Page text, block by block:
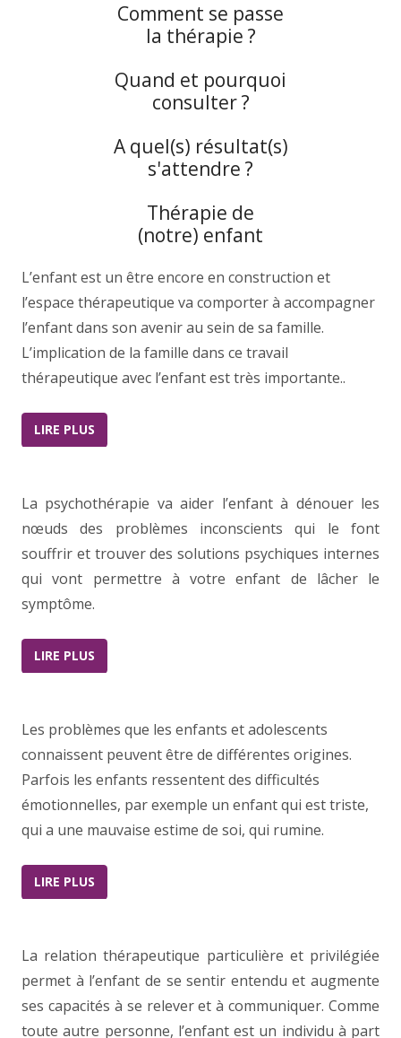
Comment se passe
la thérapie ?
Quand et pourquoi
consulter ?
A quel(s) résultat(s)
s'attendre ?
Thérapie de
(notre) enfant
L’enfant est un être encore en construction et
l’espace thérapeutique va comporter à accompagner
l’enfant dans son avenir au sein de sa famille.
L’implication de la famille dans ce travail
thérapeutique avec l’enfant est très importante..
LIRE PLUS
La psychothérapie va aider l’enfant à dénouer les
nœuds des problèmes inconscients qui le font
souffrir et trouver des solutions psychiques internes
qui vont permettre à votre enfant de lâcher le
symptôme.
LIRE PLUS
Les problèmes que les enfants et adolescents
connaissent peuvent être de différentes origines.
Parfois les enfants ressentent des difficultés
émotionnelles, par exemple un enfant qui est triste,
qui a une mauvaise estime de soi, qui rumine.
LIRE PLUS
La relation thérapeutique particulière et privilégiée
permet à l’enfant de se sentir entendu et augmente
ses capacités à se relever et à communiquer. Comme
toute autre personne, l’enfant est un individu à part